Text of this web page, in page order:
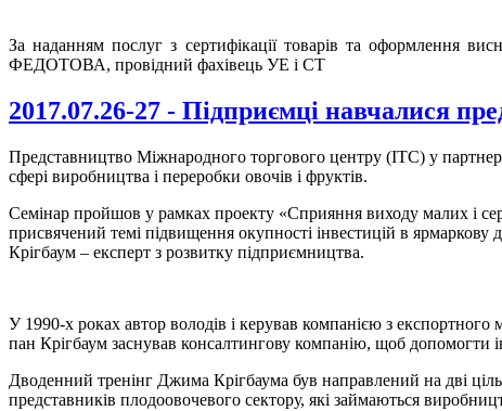
За наданням послуг з сертифікації товарів та оформлення
ФЕДОТОВА, провідний фахівець УЕ і СТ
2017.07.26-27 - Підприємці навчалися
Представництво Міжнародного торгового центру (ITC) у
сфері виробництва і переробки овочів і фруктів.
Семінар пройшов у рамках проекту «Сприяння виходу малих і
присвячений темі підвищення окупності інвестицій в
Крігбаум – експерт з розвитку підприємництва.
У 1990-х роках автор володів і керував компанією з
пан Крігбаум заснував консалтингову компанію, щоб допомогти
Дводенний тренінг Джима Крігбаума був направлений на дві
представників плодоовочевого сектору, які займаються